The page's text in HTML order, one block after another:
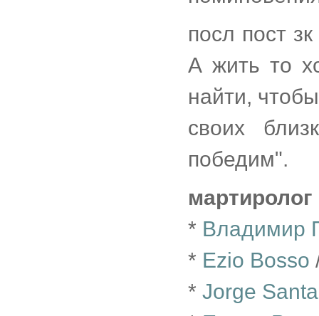
посл пост
А жить то
найти,
своих
победим".
мартиролог
* Владимир
* Ezio Bosso
* Jorge